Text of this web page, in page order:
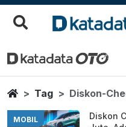
Diskon Chery
Berita Terbaru
HomeTag Diskon-
MOBIL
Diskon